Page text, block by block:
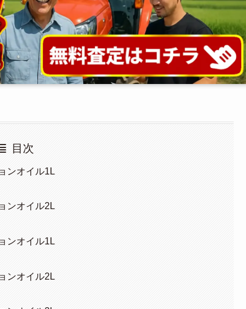
目次
ンオイル1L
ンオイル2L
ンオイル1L
ンオイル2L